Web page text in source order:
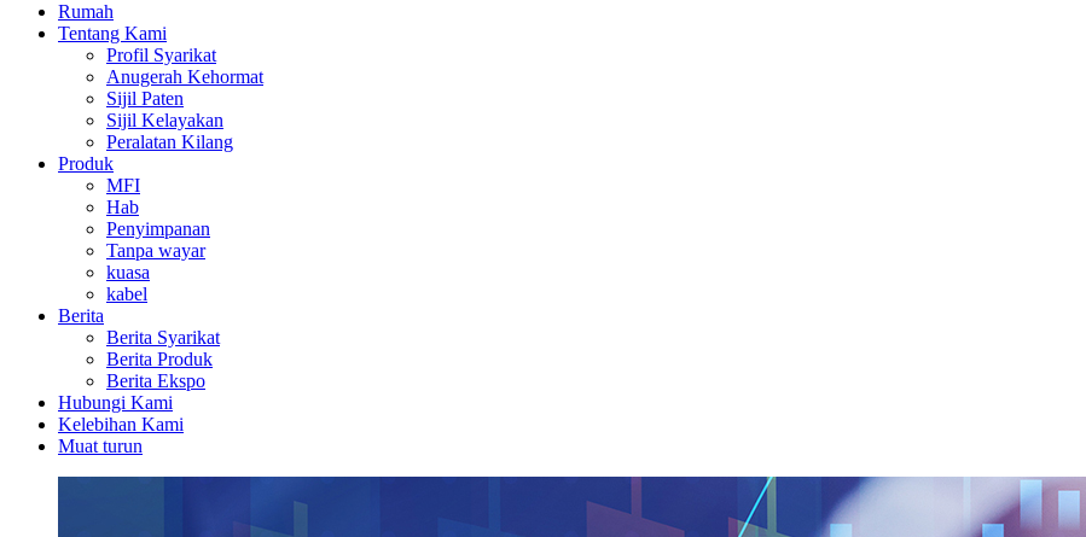
Rumah
Tentang Kami
Profil Syarikat
Anugerah Kehormat
Sijil Paten
Sijil Kelayakan
Peralatan Kilang
Produk
MFI
Hab
Penyimpanan
Tanpa wayar
kuasa
kabel
Berita
Berita Syarikat
Berita Produk
Berita Ekspo
Hubungi Kami
Kelebihan Kami
Muat turun